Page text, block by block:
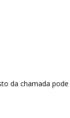
da chamada